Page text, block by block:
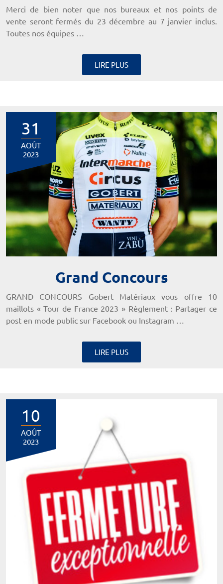
Merci de bien noter que nos bureaux et nos points de
vente seront fermés du 23 décembre au 7 janvier inclus.
Toutes nos équipes …
LIRE PLUS
31
AOÛT
2023
Grand Concours
GRAND CONCOURS Gobert Matériaux vous offre 10
maillots « Tour de France 2023 » Règlement : Partager ce
post en mode public sur Facebook ou Instagram …
LIRE PLUS
10
AOÛT
2023